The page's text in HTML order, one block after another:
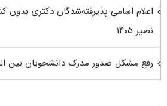
اعلام اسامی پذیرفته‌شدگان دکتری بدون
نصیر ۱۴۰۵
رفع مشکل صدور مدرک دانشجویان بین